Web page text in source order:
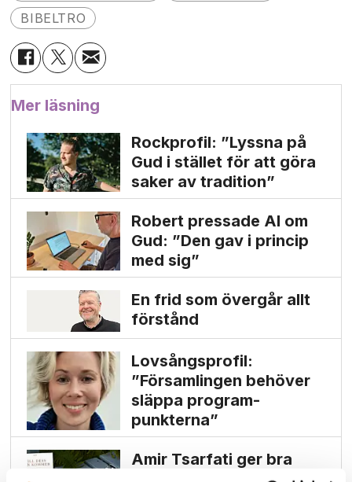
BIBELTRO
Mer läsning
Rockprofil: ”Lyssna på
Gud i stället för att göra
saker av tradition”
Robert pressade Al om
Gud: ”Den gav i princip
med sig”
En frid som övergår allt
förstånd
Lovsångsprofil:
”Församlingen behöver
släppa program­
punkterna”
Amir Tsarfati ger bra